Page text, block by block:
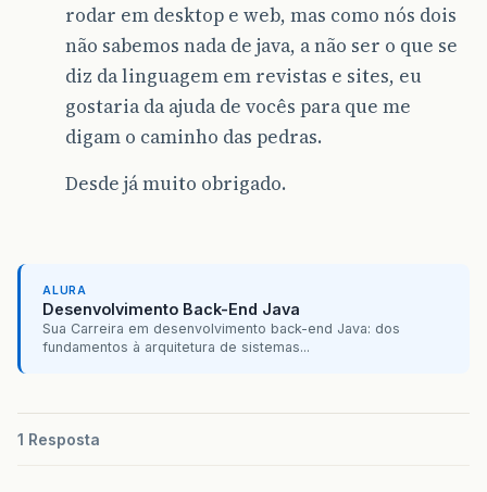
rodar em desktop e web, mas como nós dois
não sabemos nada de java, a não ser o que se
diz da linguagem em revistas e sites, eu
gostaria da ajuda de vocês para que me
digam o caminho das pedras.
Desde já muito obrigado.
ALURA
Desenvolvimento Back-End Java
Sua Carreira em desenvolvimento back-end Java: dos
fundamentos à arquitetura de sistemas...
1 Resposta